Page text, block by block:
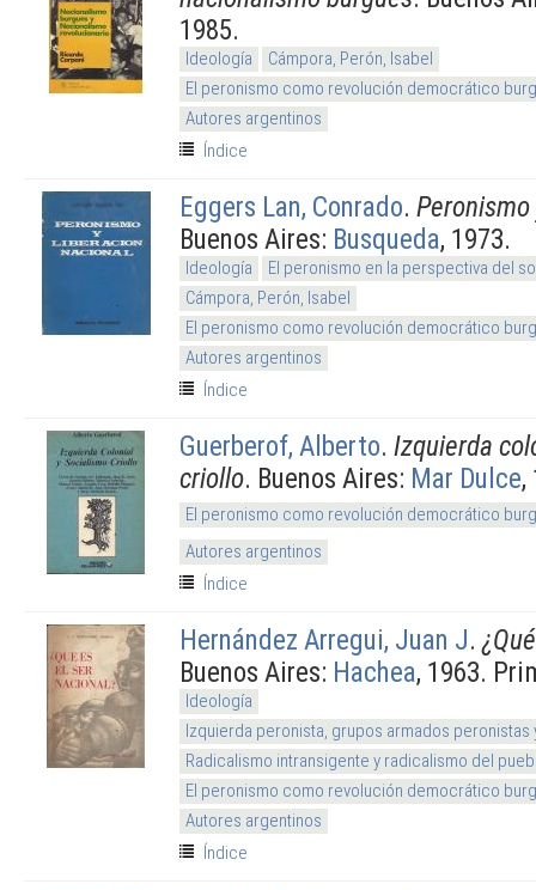
1985.
Ideología
Cámpora, Perón, Isabel
El peronismo como revolución democrático
Autores argentinos
Índice
Eggers Lan, Conrado.
Buenos Aires: Busqueda, 1973.
Ideología
El peronismo en la perspectiva del
Cámpora, Perón, Isabel
El peronismo como revolución democrático
Autores argentinos
Índice
Guerberof, Alberto. Izquierda
criollo. Buenos Aires: Mar Dulce,
El peronismo como revolución democrático
Autores argentinos
Índice
Hernández Arregui, Juan J.
Buenos Aires: Hachea, 1963.
Ideología
Izquierda peronista, grupos armados
Radicalismo intransigente y radicalismo del
El peronismo como revolución democrático
Autores argentinos
Índice